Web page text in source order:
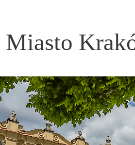
Miasto